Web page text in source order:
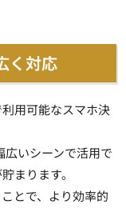
く対応
用可能なスマホ決
いシーンで活用で
まります。
とで、より効率的